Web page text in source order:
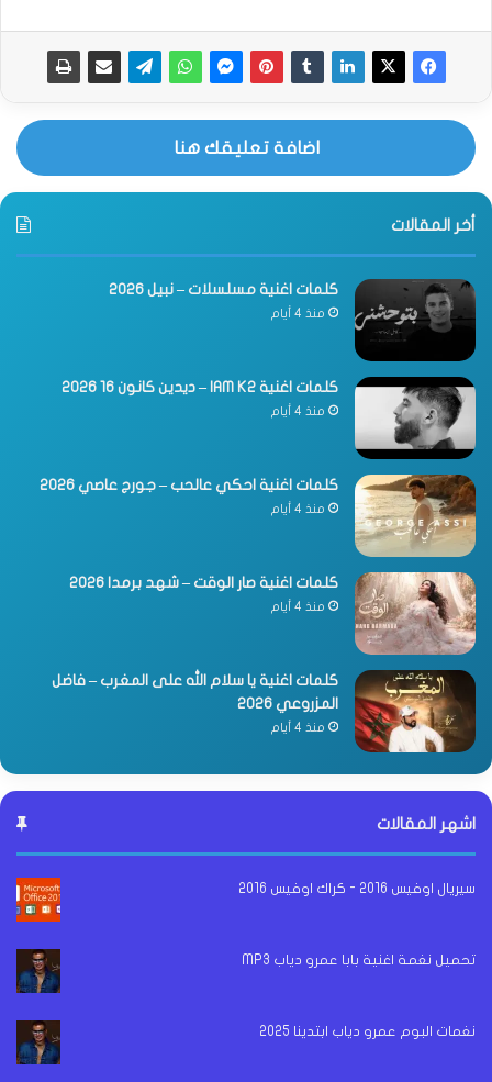
اضافة تعليقك هنا
أخر المقالات
كلمات اغنية مسلسلات – نبيل 2026
منذ 4 أيام
كلمات اغنية IAM K2 – ديدين كانون 16 2026
منذ 4 أيام
كلمات اغنية احكي عالحب – جورج عاصي 2026
منذ 4 أيام
كلمات اغنية صار الوقت – شهد برمدا 2026
منذ 4 أيام
كلمات اغنية يا سلام الله على المغرب – فاضل
المزروعي 2026
منذ 4 أيام
اشهر المقالات
سيريال اوفيس 2016 - كراك اوفيس 2016
تحميل نغمة اغنية بابا عمرو دياب MP3
نغمات البوم عمرو دياب ابتدينا 2025